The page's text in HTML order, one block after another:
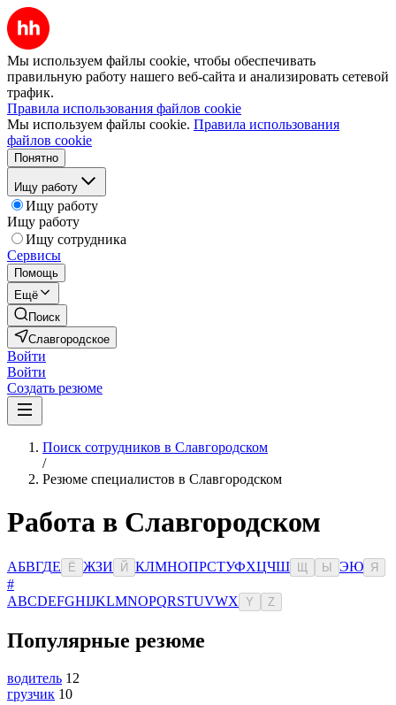
Мы используем файлы cookie, чтобы обеспечивать
правильную работу нашего веб-сайта и анализировать сетевой
трафик.
Правила использования файлов cookie
Мы используем файлы cookie. Правила использования
файлов cookie
Понятно
Ищу работу
Ищу работу
Ищу работу
Ищу сотрудника
Сервисы
Помощь
Ещё
Поиск
Славгородское
Войти
Войти
Создать резюме
Поиск сотрудников в Славгородском
/
Резюме специалистов в Славгородском
Работа в Славгородском
АБВГДЕ Ё ЖЗИ Й КЛМНОПРСТУФХЦЧШ Ы ЭЮ Я
#
ABCDEFGHIJKLMNOPQRSTUVWX Y Z
Популярные резюме
водитель 12
грузчик 10